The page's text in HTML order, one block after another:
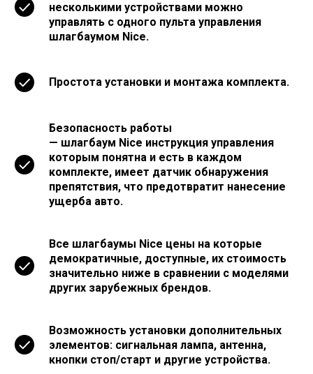
несколькими устройствами можно
управлять с одного пульта управления
шлагбаумом Nice.
Простота установки и монтажа комплекта.
Безопасность работы
— шлагбаум Nice инструкция управления
которым понятна и есть в каждом
комплекте, имеет датчик обнаружения
препятствия, что предотвратит нанесение
ущерба авто.
Все шлагбаумы Nice цены на которые
демократичные, доступные, их стоимость
значительно ниже в сравнении с моделями
других зарубежных брендов.
Возможность установки дополнительных
элементов: сигнальная лампа, антенна,
кнопки стоп/старт и другие устройства.